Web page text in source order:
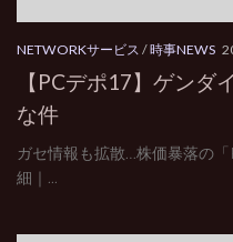
NETWORKサービス /時事NEWS
【PCデポ17】ゲンダ
な件
ガセ情報も拡散…株価暴落の
細｜...